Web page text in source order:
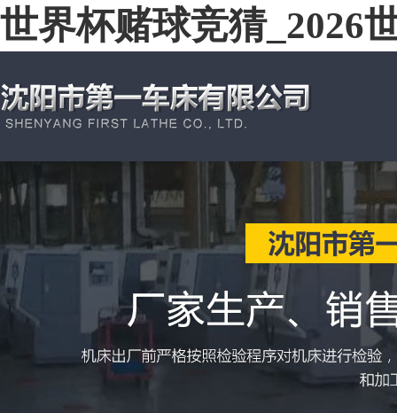
世界杯赌球竞猜_2026